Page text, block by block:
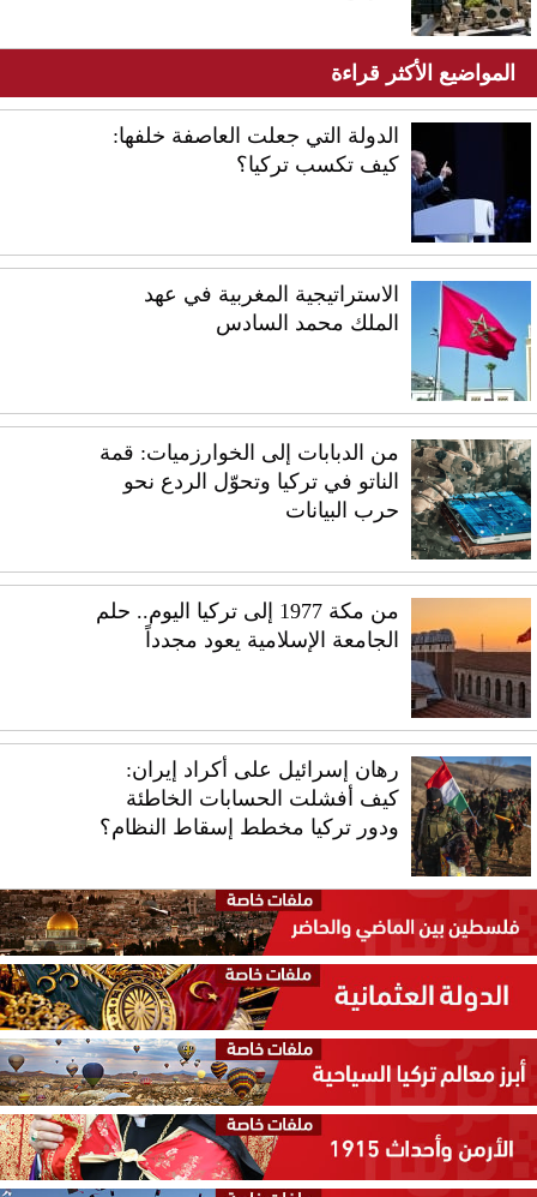
المواضيع الأكثر قراءة
الدولة التي جعلت العاصفة خلفها:
كيف تكسب تركيا؟
الاستراتيجية المغربية في عهد
الملك محمد السادس
من الدبابات إلى الخوارزميات: قمة
الناتو في تركيا وتحوّل الردع نحو
حرب البيانات
من مكة 1977 إلى تركيا اليوم.. حلم
الجامعة الإسلامية يعود مجدداً
رهان إسرائيل على أكراد إيران:
كيف أفشلت الحسابات الخاطئة
ودور تركيا مخطط إسقاط النظام؟